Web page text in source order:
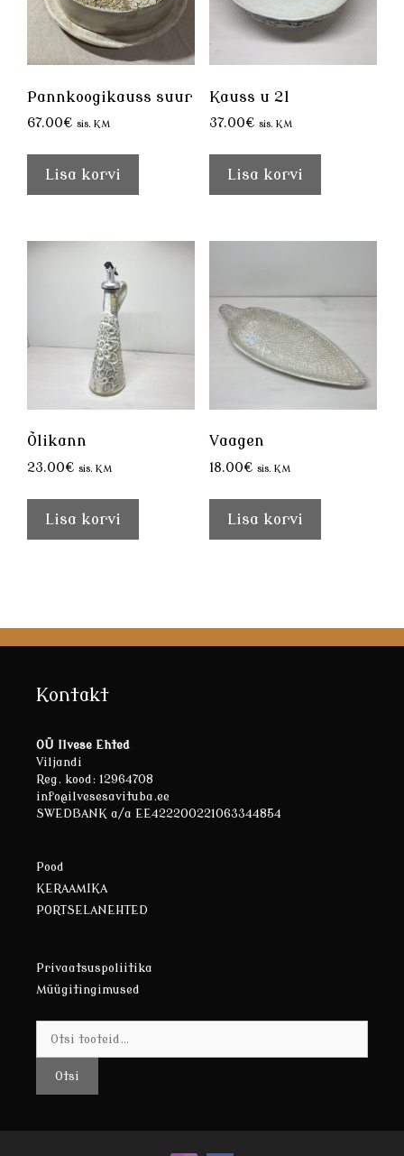
Pannkoogikauss suur
67.00€ sis. KM
Lisa korvi
Kauss u 2l
37.00€ sis. KM
Lisa korvi
Õlikann
23.00€ sis. KM
Lisa korvi
Vaagen
18.00€ sis. KM
Lisa korvi
Kontakt
OÜ Ilvese Ehted
Viljandi
Reg. kood: 12964708
info@ilvesesavituba.ee
SWEDBANK a/a EE422200221063344854
Pood
KERAAMIKA
PORTSELANEHTED
Privaatsuspoliitika
Müügitingimused
Otsi